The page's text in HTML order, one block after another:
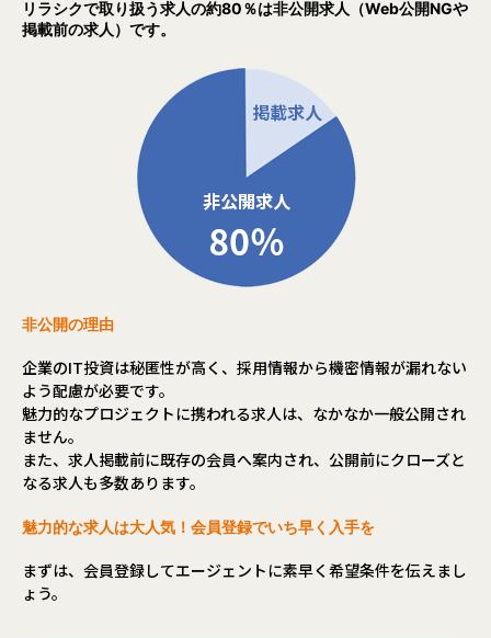
【業務の変更の範囲】
リラシクで取り扱う求人の約80％は非公開求人（Web公開NGや
掲載前の求人）です。
非公開の理由
企業のIT投資は秘匿性が高く、採用情報から機密情報が漏れない
よう配慮が必要です。
魅力的なプロジェクトに携われる求人は、なかなか一般公開され
ません。
また、求人掲載前に既存の会員へ案内され、公開前にクローズと
なる求人も多数あります。
魅力的な求人は大人気！会員登録でいち早く入手を
まずは、会員登録してエージェントに素早く希望条件を伝えまし
ょう。